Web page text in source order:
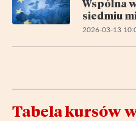
Wspólna
siedmiu
2026-03-13
Tabela kursów